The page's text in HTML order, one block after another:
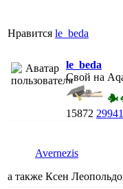
Нравится le_beda
le_beda
Свой на
15872 29941
Avernezis
а также Ксен